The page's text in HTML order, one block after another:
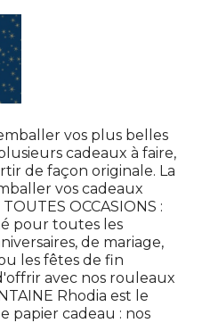
vos plus belles
cadeaux à faire,
de façon originale. La
vos cadeaux
OCCASIONS :
pour toutes les
de mariage,
les fêtes de fin
avec nos rouleaux
Rhodia est le
papier cadeau : nos